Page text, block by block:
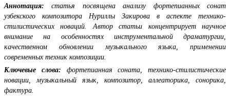
Аннотация: статья посвящена анализу фортепианных сонат
узбекского композитора Нуриллы Закирова в аспекте технико-
стилистических новаций. Автор статьи концентрирует научное
внимание на особенностях инструментальной драматургии,
качественном обновлении музыкального языка, применении
современных техник композиции.
Ключевые слова: фортепианная соната, технико-стилистические
новации, музыкальный язык, композитор, аллеаторика, сонорика,
фактура.